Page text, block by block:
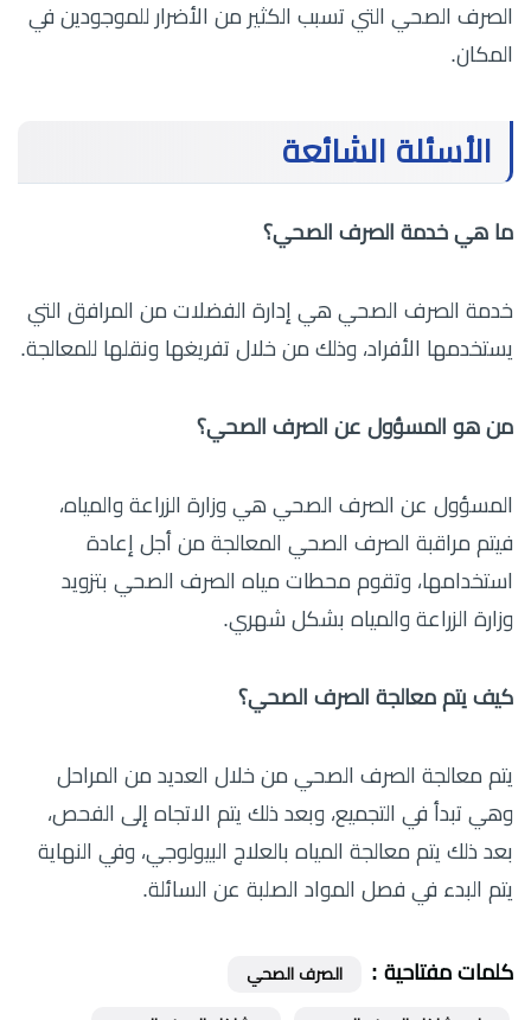
الصرف الصحي التي تسبب الكثير من الأضرار للموجودين في
المكان.
الأسئلة الشائعة
ما هي خدمة الصرف الصحي؟
خدمة الصرف الصحي هي إدارة الفضلات من المرافق التي
يستخدمها الأفراد، وذلك من خلال تفريغها ونقلها للمعالجة.
من هو المسؤول عن الصرف الصحي؟
المسؤول عن الصرف الصحي هي وزارة الزراعة والمياه،
فيتم مراقبة الصرف الصحي المعالجة من أجل إعادة
استخدامها، وتقوم محطات مياه الصرف الصحي بتزويد
وزارة الزراعة والمياه بشكل شهري.
كيف يتم معالجة الصرف الصحي؟
يتم معالجة الصرف الصحي من خلال العديد من المراحل
وهي تبدأ في التجميع، وبعد ذلك يتم الاتجاه إلى الفحص،
بعد ذلك يتم معالجة المياه بالعلاج البيولوجي، وفي النهاية
يتم البدء في فصل المواد الصلبة عن السائلة.
كلمات مفتاحية : الصرف الصحي